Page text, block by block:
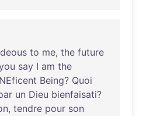
to me, the future
say I am the
Being? Quoi
un Dieu bienfaisati?
, tendre pour son